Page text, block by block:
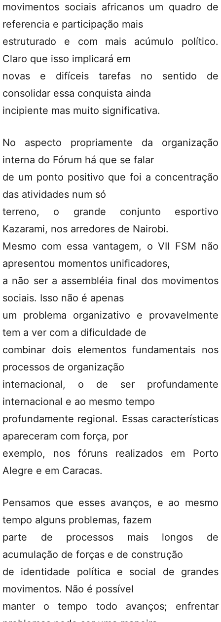
movimentos sociais africanos um quadro de
referencia e participação mais
estruturado e com mais acúmulo político.
Claro que isso implicará em
novas e difíceis tarefas no sentido de
consolidar essa conquista ainda
incipiente mas muito significativa.
No aspecto propriamente da organização
interna do Fórum há que se falar
de um ponto positivo que foi a concentração
das atividades num só
terreno, o grande conjunto esportivo
Kazarami, nos arredores de Nairobi.
Mesmo com essa vantagem, o VII FSM não
apresentou momentos unificadores,
a não ser a assembléia final dos movimentos
sociais. Isso não é apenas
um problema organizativo e provavelmente
tem a ver com a dificuldade de
combinar dois elementos fundamentais nos
processos de organização
internacional, o de ser profundamente
internacional e ao mesmo tempo
profundamente regional. Essas características
apareceram com força, por
exemplo, nos fóruns realizados em Porto
Alegre e em Caracas.
Pensamos que esses avanços, e ao mesmo
tempo alguns problemas, fazem
parte de processos mais longos de
acumulação de forças e de construção
de identidade política e social de grandes
movimentos. Não é possível
manter o tempo todo avanços; enfrentar